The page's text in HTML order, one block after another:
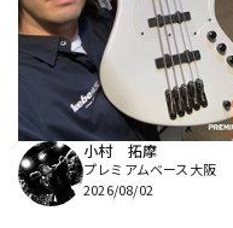
DTM オンライン納品
配信/ライブ機器
中古
小村 拓摩
プレミアムベース大阪
2026/08/02